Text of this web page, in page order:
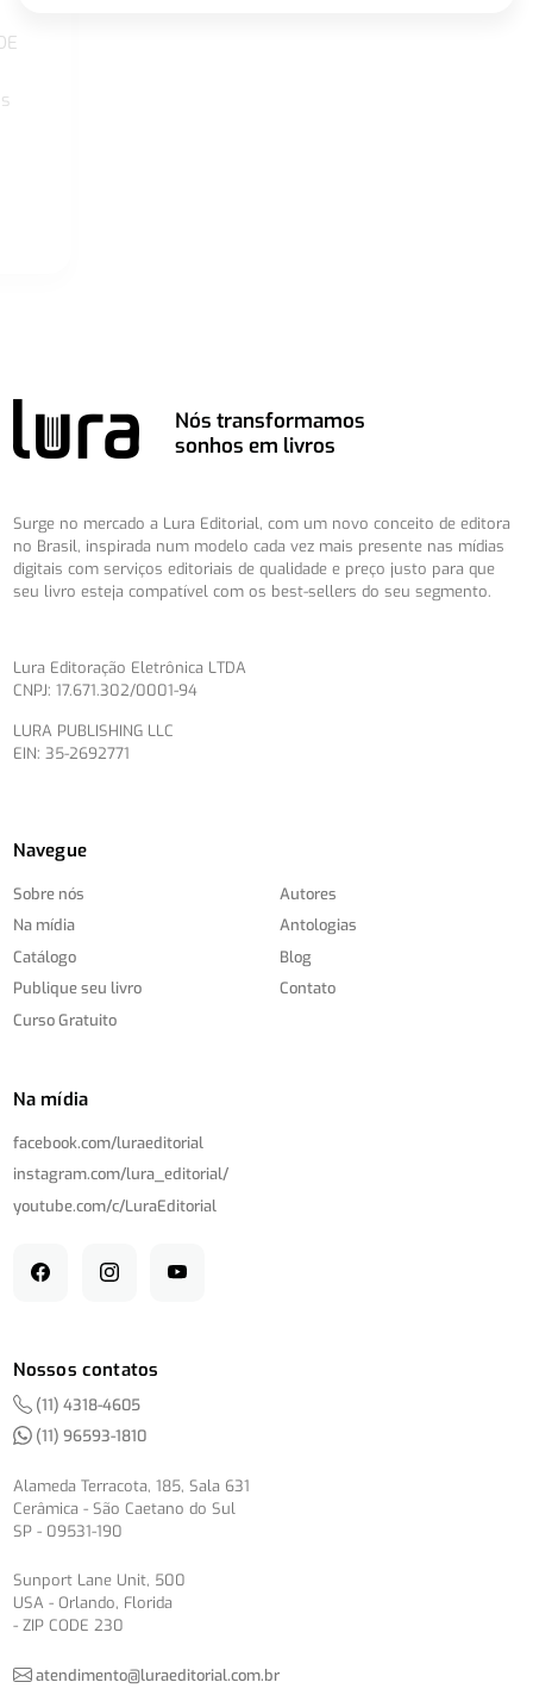
Nós transformamos
sonhos em livros
Surge no mercado a Lura Editorial, com um novo conceito de editora
no Brasil, inspirada num modelo cada vez mais presente nas mídias
digitais com serviços editoriais de qualidade e preço justo para que
seu livro esteja compatível com os best-sellers do seu segmento.
Lura Editoração Eletrônica LTDA
CNPJ: 17.671.302/0001-94
LURA PUBLISHING LLC
EIN: 35-2692771
Navegue
Sobre nós
Na mídia
Catálogo
Publique seu livro
Curso Gratuito
Autores
Antologias
Blog
Contato
Na mídia
facebook.com/luraeditorial
instagram.com/lura_editorial/
youtube.com/c/LuraEditorial
Nossos contatos
(11) 4318-4605
(11) 96593-1810
Alameda Terracota, 185, Sala 631
Cerâmica - São Caetano do Sul
SP - 09531-190
Sunport Lane Unit, 500
USA - Orlando, Florida
- ZIP CODE 230
atendimento@luraeditorial.com.br